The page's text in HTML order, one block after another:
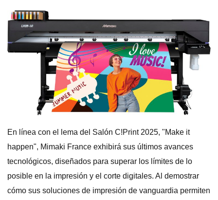
En línea con el lema del Salón C!Print 2025, "Make it
happen", Mimaki France exhibirá sus últimos avances
tecnológicos, diseñados para superar los límites de lo
posible en la impresión y el corte digitales. Al demostrar
cómo sus soluciones de impresión de vanguardia permiten